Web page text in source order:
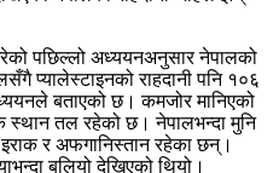
पछिल्लो अध्ययनअनुसार नेपालको
प्यालेस्टाइनको राहदानी पनि १०६
बताएको छ। कमजोर मानिएको
स्थान तल रहेको छ। नेपालभन्दा मुनि
इराक र अफगानिस्तान रहेका छन्।
बलियो देखिएको थियो।